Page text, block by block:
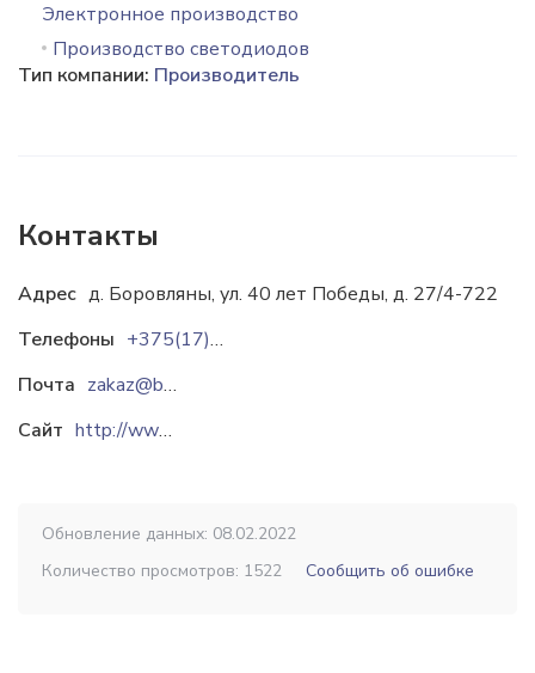
Электронное производство
Производство светодиодов
Тип компании: Производитель
Контакты
Адрес д. Боровляны, ул. 40 лет Победы, д. 27/4-722
Телефоны
+375(17)511-70-92
Почта
zakaz@belelectro.com
Сайт
http://www.belelectro.com
Обновление данных: 08.02.2022
Количество просмотров: 1522
Сообщить об ошибке